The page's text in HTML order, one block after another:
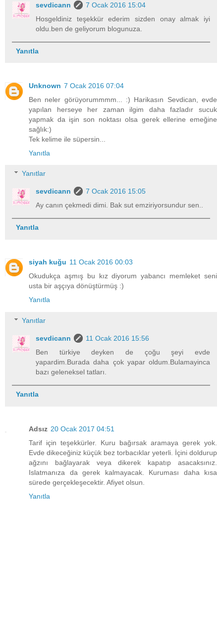
sevdicann
7 Ocak 2016 15:04
Hosgeldiniz teşekkür ederim sizden onay almak iyi
oldu.ben de geliyorum blogunuza.
Yanıtla
Unknown 7 Ocak 2016 07:04
Ben neler görüyorummmm... :) Harikasın Sevdican, evde
yapılan herseye her zaman ilgim daha fazladır sucuk
yapmak da işin son noktası olsa gerek ellerine emeğine
sağlık:)
Tek kelime ile süpersin...
Yanıtla
Yanıtlar
sevdicann
7 Ocak 2016 15:05
Ay canın çekmedi dimi. Bak sut emziriyorsundur sen..
Yanıtla
siyah kuğu 11 Ocak 2016 00:03
Okudukça aşmış bu kız diyorum yabancı memleket seni
usta bir aşçıya dönüştürmüş :)
Yanıtla
Yanıtlar
sevdicann
11 Ocak 2016 15:56
Ben türkiye deyken de çoğu şeyi evde
yapardim.Burada daha çok yapar oldum.Bulamayinca
bazı geleneksel tatları.
Yanıtla
Adsız 20 Ocak 2017 04:51
Tarif için teşekkürler. Kuru bağırsak aramaya gerek yok.
Evde dikeceğiniz küçük bez torbacıklar yeterli. İçini doldurup
ağzını bağlayarak veya dikerek kapatıp asacaksınız.
Islatmanıza da gerek kalmayacak. Kuruması daha kısa
sürede gerçekleşecektir. Afiyet olsun.
Yanıtla